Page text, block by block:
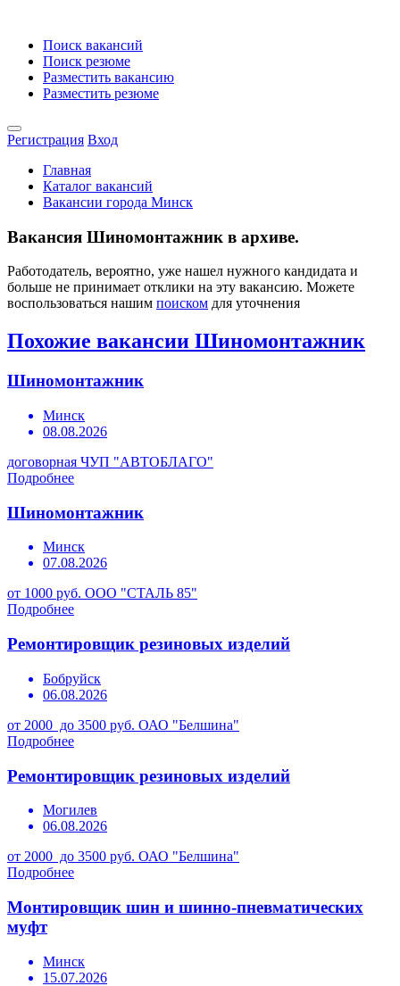
Поиск вакансий
Поиск резюме
Разместить вакансию
Разместить резюме
Регистрация Вход
Главная
Каталог вакансий
Вакансии города Минск
Вакансия Шиномонтажник в архиве.
Работодатель, вероятно, уже нашел нужного кандидата и
больше не принимает отклики на эту вакансию. Можете
воспользоваться нашим поиском для уточнения
Похожие вакансии Шиномонтажник
Шиномонтажник
Минск
08.08.2026
договорная ЧУП "АВТОБЛАГО"
Подробнее
Шиномонтажник
Минск
07.08.2026
от 1000 руб. ООО "СТАЛЬ 85"
Подробнее
Ремонтировщик резиновых изделий
Бобруйск
06.08.2026
от 2000 до 3500 руб. ОАО "Белшина"
Подробнее
Ремонтировщик резиновых изделий
Могилев
06.08.2026
от 2000 до 3500 руб. ОАО "Белшина"
Подробнее
Монтировщик шин и шинно-пневматических
муфт
Минск
15.07.2026